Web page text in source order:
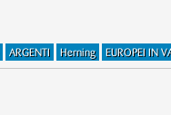
ARGENTI Herning EUROPEI IN